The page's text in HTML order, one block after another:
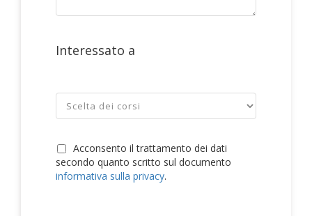
Interessato a
Acconsento il trattamento dei dati
secondo quanto scritto sul documento
informativa sulla privacy.